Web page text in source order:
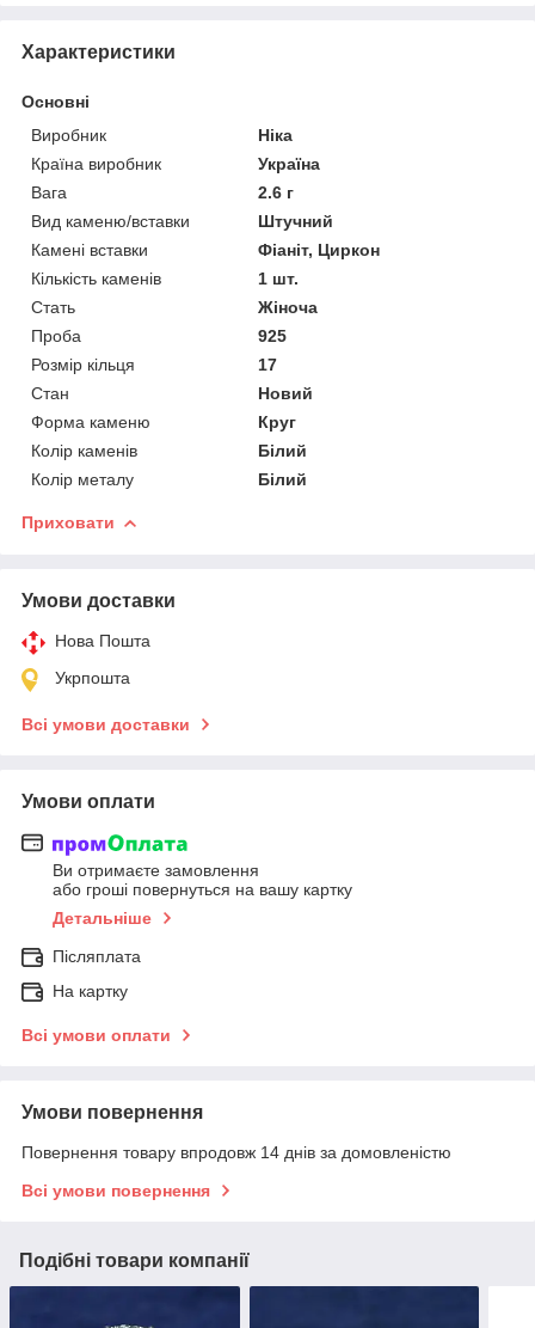
Характеристики
Основні
Виробник
Ніка
Країна виробник
Україна
Вага
2.6 г
Вид каменю/вставки
Штучний
Камені вставки
Фіаніт, Циркон
Кількість каменів
1 шт.
Стать
Жіноча
Проба
925
Розмір кільця
17
Стан
Новий
Форма каменю
Круг
Колір каменів
Білий
Колір металу
Білий
Приховати
Умови доставки
Нова Пошта
Укрпошта
Всі умови доставки
Умови оплати
Ви отримаєте замовлення
або гроші повернуться на вашу картку
Детальніше
Післяплата
На картку
Всі умови оплати
Умови повернення
Повернення товару впродовж 14 днів за домовленістю
Всі умови повернення
Подібні товари компанії